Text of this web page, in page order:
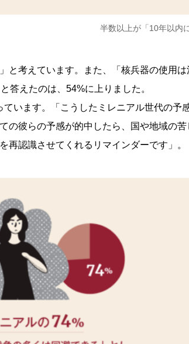
半数以上が「10年以内
と考えています。また、「核兵器の使用
答えたのは、54%に上りました。
います。「こうしたミレニアル世代の予
彼らの予感が的中したら、国や地域の
再認識させてくれるリマインダーです」。